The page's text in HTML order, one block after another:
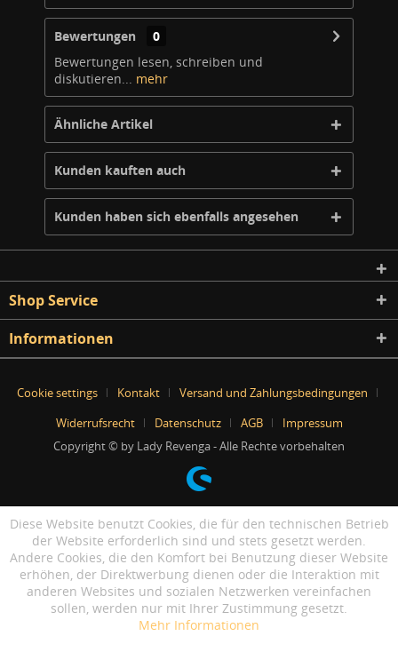
Bewertungen
0
Bewertungen lesen, schreiben und
diskutieren... mehr
Ähnliche Artikel
Kunden kauften auch
Kunden haben sich ebenfalls angesehen
Shop Service
Informationen
Cookie settings Kontakt
Versand und Zahlungsbedingungen
Widerrufsrecht
Datenschutz AGB
Impressum
Copyright © by Lady Revenga - Alle Rechte vorbehalten
Diese Website benutzt Cookies, die für den technischen Betrieb
der Website erforderlich sind und stets gesetzt werden.
Andere Cookies, die den Komfort bei Benutzung dieser Website
erhöhen, der Direktwerbung dienen oder die Interaktion mit
anderen Websites und sozialen Netzwerken vereinfachen
sollen, werden nur mit Ihrer Zustimmung gesetzt.
Mehr Informationen